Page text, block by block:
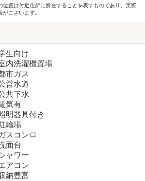
置は付近住所に所在することを表すものであり、実際
ございます。
生向け
内洗濯機置場
市ガス
営水道
共下水
気有
明器具付き
輪場
スコンロ
面台
ャワー
アコン
納豊富